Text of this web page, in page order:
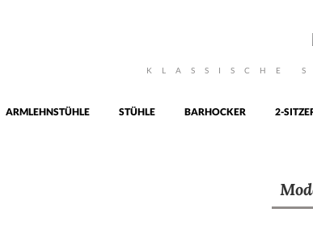
KLASSISCHE
ARMLEHNSTÜHLE STÜHLE BARHOCKER 2-